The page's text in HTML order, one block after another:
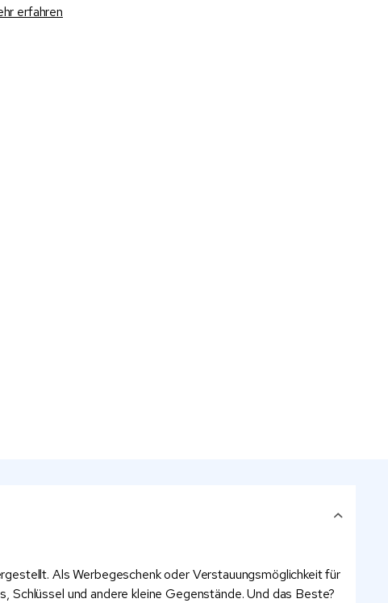
erfahren
Als Werbegeschenk oder Verstauungsmöglichkeit für
und andere kleine Gegenstände. Und das Beste?